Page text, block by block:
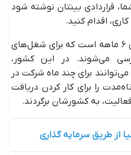
قراردادی بینتان نوشته ‌شود
اقدام کنید.
ویزای جست‌وجوی کار هم ویزایی ۶ ماهه است که برای شغل‌های
می‌شوند. در این کشور،
برای چند ماه شرکت در
را برای کار کردن دریافت
به کشورشان برگردند.
از طریق سرمایه ‌گذاری